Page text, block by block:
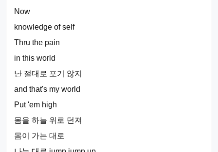
Now
knowledge of self
Thru the pain
in this world
난 절대로 포기 않지
and that's my world
Put 'em high
몸을 하늘 위로 던져
몸이 가는 대로